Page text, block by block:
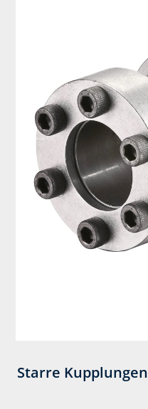
Starre Kupplungen